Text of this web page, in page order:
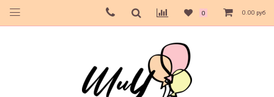
0 0.00 руб